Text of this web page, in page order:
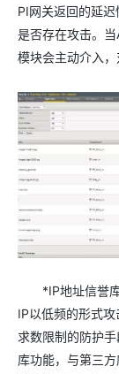
PI网关返回的延
是否存在攻击。
模块会主动介入，
*IP地址信誉库
IP以低频的形式
求数限制的防护
库功能，与第三